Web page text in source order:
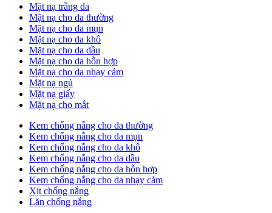
Mặt nạ trắng da
Mặt nạ cho da thường
Mặt nạ cho da mụn
Mặt nạ cho da khô
Mặt nạ cho da dầu
Mặt nạ cho da hỗn hợp
Mặt nạ cho da nhạy cảm
Mặt nạ ngủ
Mặt nạ giấy
Mặt nạ cho mắt
Kem chống nắng cho da thường
Kem chống nắng cho da mụn
Kem chống nắng cho da khô
Kem chống nắng cho da dầu
Kem chống nắng cho da hỗn hợp
Kem chống nắng cho da nhạy cảm
Xịt chống nắng
Lăn chống nắng